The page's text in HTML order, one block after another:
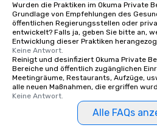
Wurden die Praktiken im Okuma Private
Grundlage von Empfehlungen des
öffentlichen Regierungsstellen oder
entwickelt? Falls ja, geben Sie bitte an,
Entwicklung dieser Praktiken
Keine Antwort.
Reinigt und desinfiziert Okuma Private
Bereiche und öffentlich zugänglichen
Meetingräume, Restaurants, Aufzüge,
alle neuen Maßnahmen, die ergriffen
Keine Antwort.
Alle FAQs